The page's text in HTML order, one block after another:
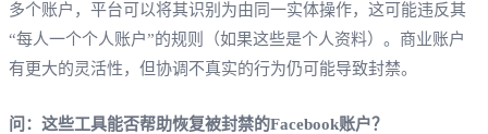
多个账户，平台可以将其识别为由同一实体操作，这可能违反其
“每人一个个人账户”的规则（如果这些是个人资料）。商业账户
有更大的灵活性，但协调不真实的行为仍可能导致封禁。
问：这些工具能否帮助恢复被封禁的Facebook账户？